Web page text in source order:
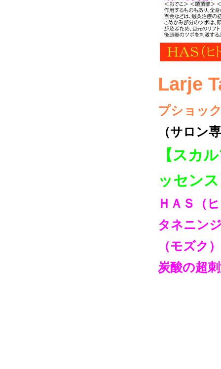
Larje
プショッ
（サロン
【スカ
ッセン
ＨＡＳ（
タネニン
（モズク
炭酸の超